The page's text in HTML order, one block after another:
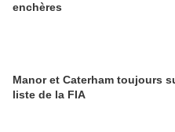
enchères
Manor et Caterham toujours
liste de la FIA